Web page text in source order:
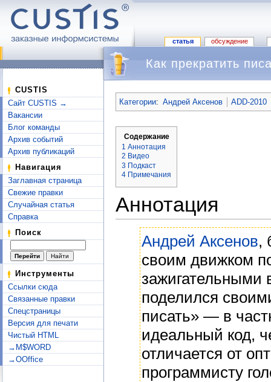
статья обсуждение
CUSTIS
Сайт CUSTIS →
Вакансии
Блог команды
Архив событий
Архив публикаций
Навигация
Заглавная страница
Свежие правки
Случайная статья
Справка
Поиск
Инструменты
Ссылки сюда
Связанные правки
Спецстраницы
Версия для печати
Чистый HTML
→M$WORD
→OOffice
Как прекратить
Категории: Андрей Аксенов ADD-2010
Содержание
1 Аннотация
2 Видео
3 Подкаст
4 Примечания
Аннотация
Андрей Аксенов,
своим движком
зажигательными
поделился
писать» — в
идеальный код,
отличается от
программисту